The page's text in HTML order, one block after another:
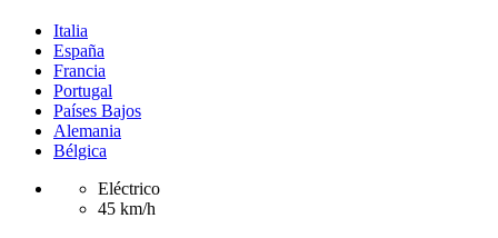
Italia
España
Francia
Portugal
Países Bajos
Alemania
Bélgica
Eléctrico
45 km/h